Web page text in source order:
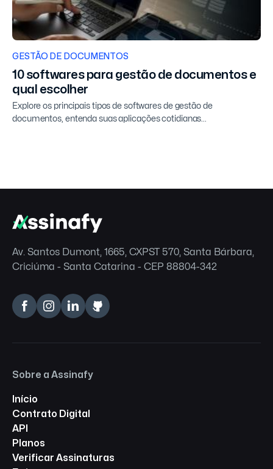
GESTÃO DE DOCUMENTOS
10 softwares para gestão de documentos e
qual escolher
Explore os principais tipos de softwares de gestão de
documentos, entenda suas aplicações cotidianas...
Av. Santos Dumont, 1665, CXPST 570, Santa Bárbara,
Criciúma - Santa Catarina - CEP 88804-342
Sobre a Assinafy
Início
Contrato Digital
API
Planos
Verificar Assinaturas